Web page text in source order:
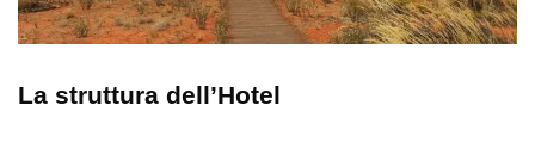
La struttura dell’Hotel